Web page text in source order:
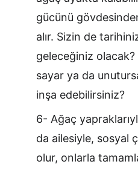
gücünü
alır. Sizin de
geleceğiniz
sayar ya da
inşa edebilirsiniz?
6- Ağaç
da ailesiyle, sosyal
olur, onlarla